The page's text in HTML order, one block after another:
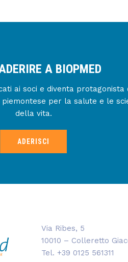
A BIOPMED
ai soci e diventa protagonista
per la salute e le
della vita.
ADERISCI
Via Ribes, 5
10010 – Colleretto
Tel. +39 0125 561311